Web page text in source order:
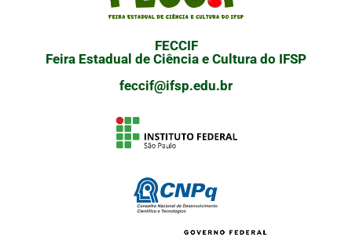
FECCIF
Feira Estadual de Ciência e Cultura do IFSP
feccif@ifsp.edu.br